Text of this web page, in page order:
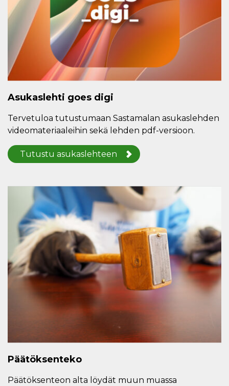
Asukaslehti goes digi
Tervetuloa tutustumaan Sastamalan asukaslehden
videomateriaaleihin sekä lehden pdf-versioon.
Tutustu asukaslehteen
Päätöksenteko
Päätöksenteon alta löydät muun muassa